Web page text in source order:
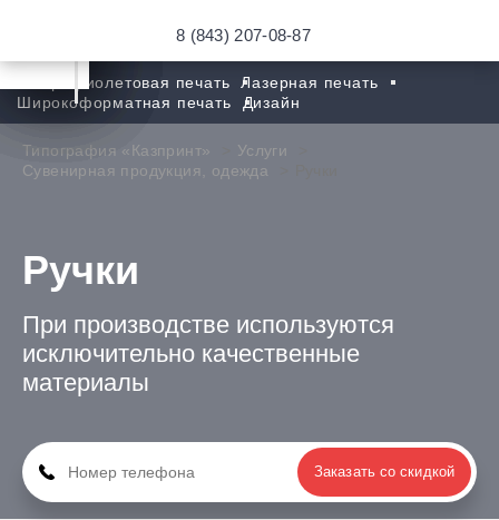
8 (843) 207-08-87
Ультрафиолетовая печать
Лазерная печать
Широкоформатная печать
Дизайн
Типография «Казпринт»
Услуги
Сувенирная продукция, одежда
Ручки
При производстве используются
исключительно качественные
материалы
Заказать со скидкой